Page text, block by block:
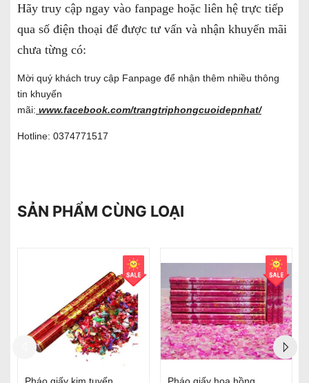
Hãy truy cập ngay vào fanpage hoặc liên hệ trực tiếp
qua số điện thoại để được tư vấn và nhận khuyến mãi
chưa từng có:
Mời quý khách truy cập Fanpage để nhận thêm nhiều thông
tin khuyến
mãi: www.facebook.com/trangtriphongcuoidepnhat/
Hotline: 0374771517
SẢN PHẨM CÙNG LOẠI
Chữ Hỷ dán đám cưới